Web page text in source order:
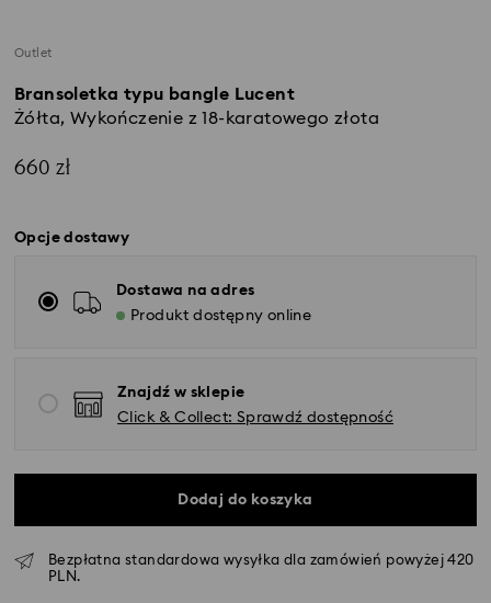
Outlet
Bransoletka typu bangle Lucent
Żółta, Wykończenie z 18-karatowego złota
660 zł
Opcje dostawy
Dostawa na adres
Produkt dostępny online
Znajdź w sklepie
Click & Collect: Sprawdź dostępność
Dodaj do koszyka
Bezpłatna standardowa wysyłka dla zamówień powyżej 420
PLN.